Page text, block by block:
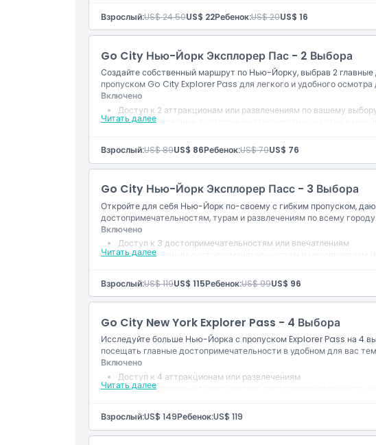
Политика в отношении детей и взрослых
Исключения
Не подходит для
Часы работы
Вещи, которые нужно знать
Местоположение
Политика отмены
Взрослый:US$ 24.50US$ 22Ребенок:US$ 20US$ 16
Go City Нью-Йорк Эксплорер Пас - 2 Выбора
Создайте собственный маршрут по Нью-Йорку, выбрав 2 главные
пропуском Go City Explorer Pass для легкого и удобного осмотра
Читать далее
Включено
Доступ к 2 аттракционам или развлечениям по вашему
Вход в популярные достопримечательности и участие в
Скидки и специальные предложения на выбранные
Действительно в течение 30 дней с момента первого
Взрослый:US$ 89US$ 86Ребенок:US$ 79US$ 76
Go City Нью-Йорк Эксплорер Пасс - 3 Выбора
Откройте для себя Нью-Йорк по-своему с гибким пропуском,
достопримечательностям, турам и развлечениям по всему городу.
Читать далее
Включено
Доступ к 3 достопримечательностям или впечатлениям
Вход к основным достопримечательностям и мероприятиям
Скидки в участвующих местах
Действительно в течение 30 дней после первого посещения
Взрослый:US$ 119US$ 115Ребенок:US$ 99US$ 96
Go City New York Explorer Pass - 4 Выбора
Исследуйте больше Нью-Йорка с пропуском Explorer Pass на 4
посещать главные достопримечательности в удобном для вас
Читать далее
Включено
Доступ к 4 аттракционам или развлечениям
Вход в популярные туристические достопримечательности и
Эксклюзивные скидки и предложения
Действительно в течение 30 последовательных дней с
Взрослый:US$ 149Ребенок:US$ 119